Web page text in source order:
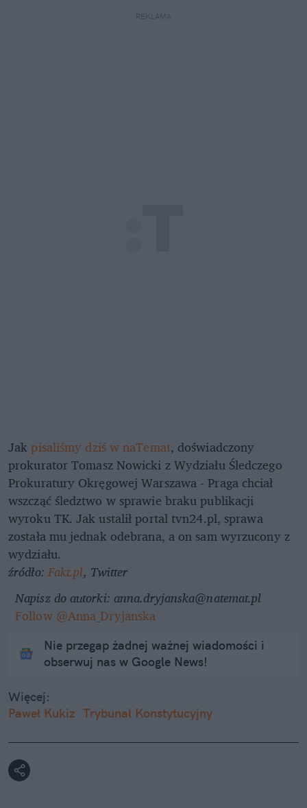
REKLAMA
Jakpisaliśmy dziś w naTemat, doświadczony
prokurator Tomasz Nowicki z Wydziału Śledczego
Prokuratury Okręgowej Warszawa - Praga chciał
wszcząć śledztwo w sprawie braku publikacji
wyroku TK. Jak ustalił portal tvn24.pl, sprawa
została mu jednak odebrana, a on sam wyrzucony z
wydziału.
źródło: Fakt.pl, Twitter
Napisz do autorki: anna.dryjanska@natemat.pl
Follow @Anna_Dryjanska
Nie przegap żadnej ważnej wiadomości i
obserwuj nas w Google News!
Więcej:
Paweł Kukiz Trybunał Konstytucyjny